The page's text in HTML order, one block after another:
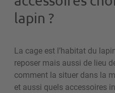
lapin ?
La cage est l’habitat du
reposer mais aussi de lieu
comment la situer dans la
et aussi quels accessoires